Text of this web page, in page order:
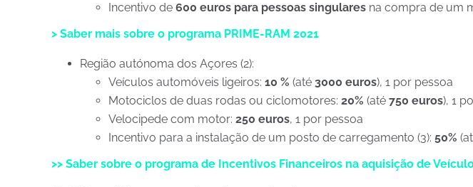
Incentivo de 600 euros para pessoas singulares na compra de um
> Saber mais sobre o programa PRIME-RAM 2021
Região autónoma dos Açores (2):
Veículos automóveis ligeiros: 10 % (até 3000 euros), 1 por pessoa
Motociclos de duas rodas ou ciclomotores: 20% (até 750 euros), 1
Velocipede com motor: 250 euros, 1 por pessoa
Incentivo para a instalação de um posto de carregamento (3): 50%
>> Saber sobre o programa de Incentivos Financeiros na aquisição de